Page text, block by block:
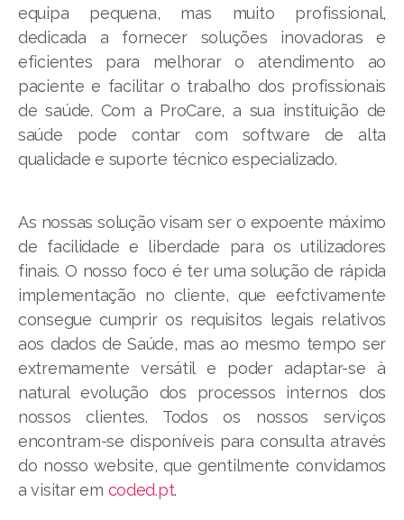
equipa pequena, mas muito profissional,
dedicada a fornecer soluções inovadoras e
eficientes para melhorar o atendimento ao
paciente e facilitar o trabalho dos profissionais
de saúde. Com a ProCare, a sua instituição de
saúde pode contar com software de alta
qualidade e suporte técnico especializado.
As nossas solução visam ser o expoente máximo
de facilidade e liberdade para os utilizadores
finais. O nosso foco é ter uma solução de rápida
implementação no cliente, que eefctivamente
consegue cumprir os requisitos legais relativos
aos dados de Saúde, mas ao mesmo tempo ser
extremamente versátil e poder adaptar-se à
natural evolução dos processos internos dos
nossos clientes. Todos os nossos serviços
encontram-se disponíveis para consulta através
do nosso website, que gentilmente convidamos
a visitar em coded.pt.